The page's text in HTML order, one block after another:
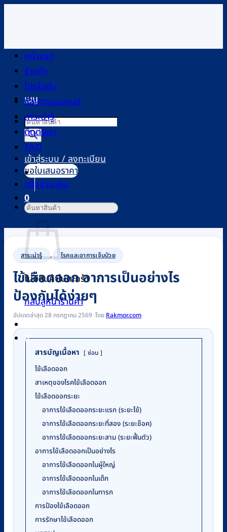
เนื้อหา
เมนู
Products
search
เข้าสู่ระบบ / ลงทะเบียน
0
ตะกร้าสินค้า
ไม่มีสินค้าในตะกร้า
กลับสู่หน้าร้านค้า
0
หน้าแรก
ร้านค้า
โปรโมชัน
ช้อปตามแบรนด์
สาระน่ารู้
ติดต่อเรา
FAQ
ขอใบเสนอราคา
แจ้งชำระเงิน
ค้นหา:
สาระน่ารู้ , โรคและอาการเจ็บป่วย
ไข้เลือดออก อาการเป็นอย่างไร
ป้องกันได้ง่ายๆ
อัปเดตล่าสุด 28 กรกฎาคม 2569 Rakmor.com
สารบัญเนื้อหา ซ่อน
ไข้เลือดออก
สาเหตุของโรคไข้เลือดออก
ไข้เลือดออกระยะ
อาการไข้เลือดออกระยะแรก (ระยะไข้)
อาการไข้เลือดออกระยะที่สอง (ระยะช็อค)
อาการไข้เลือดออกระยะสาม (ระยะฟื้นตัว)
อาการไข้เลือดออกเป็นอย่างไร
อาการไข้เลือดออกในผู้ใหญ่
อาการไข้เลือดออกในเด็ก
อาการไข้เลือดออกในทารก
การป้องไข้เลือดออก
การรักษาไข้เลือดออก